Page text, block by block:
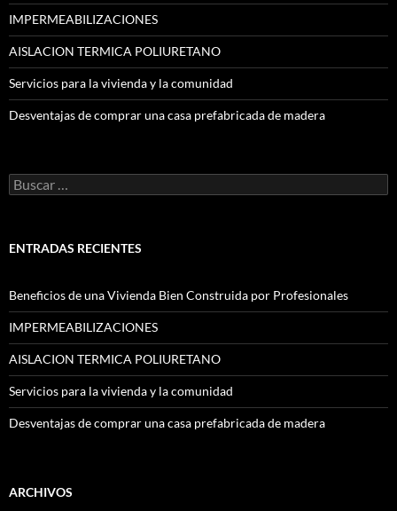
IMPERMEABILIZACIONES
AISLACION TERMICA POLIURETANO
Servicios para la vivienda y la comunidad
Desventajas de comprar una casa prefabricada de madera
Buscar
por:
ENTRADAS RECIENTES
Beneficios de una Vivienda Bien Construida por Profesionales
IMPERMEABILIZACIONES
AISLACION TERMICA POLIURETANO
Servicios para la vivienda y la comunidad
Desventajas de comprar una casa prefabricada de madera
ARCHIVOS